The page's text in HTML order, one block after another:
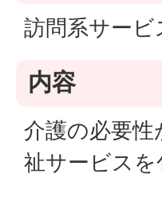
訪問系サービ
内容
介護の必要
祉サービス